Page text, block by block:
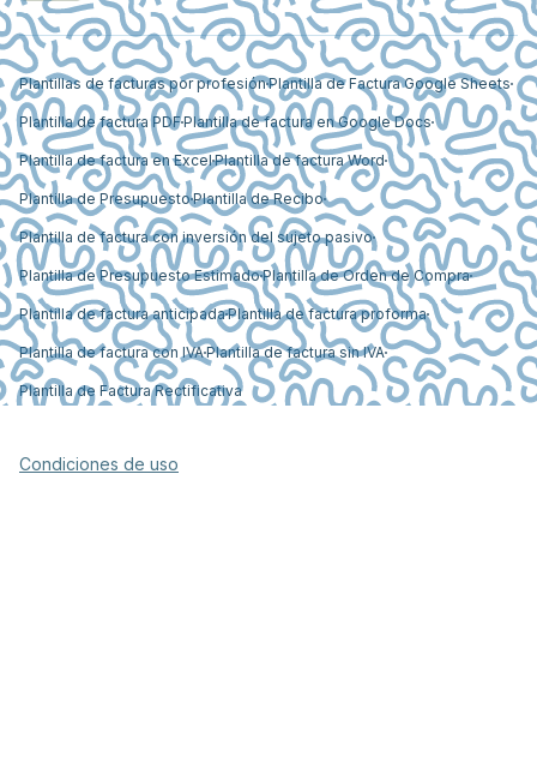
Plantillas de facturas por profesiónPlantilla de Factura Google Sheets
Plantilla de factura PDFPlantilla de factura en Google Docs
Plantilla de factura en ExcelPlantilla de factura Word
Plantilla de Presupuesto Plantilla de Recibo
Plantilla de factura con inversión del sujeto pasivo
Plantilla de Presupuesto EstimadoPlantilla de Orden de Compra
Plantilla de factura anticipadaPlantilla de factura proforma
Plantilla de factura con IVAPlantilla de factura sin IVA
Plantilla de Factura Rectificativa
Condiciones de uso